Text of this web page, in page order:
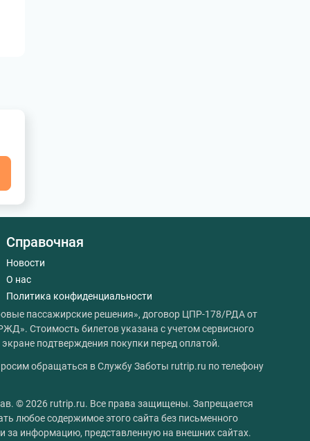
Справочная
Новости
О нас
Политика конфиденциальности
пассажирские решения», договор ЦПР-178/РДА от
Стоимость билетов указана с учетом сервисного
подтверждения покупки перед оплатой.
обращаться в Службу Заботы rutrip.ru по телефону
© 2026 rutrip.ru. Все права защищены. Запрещается
любое содержимое этого сайта без письменного
за информацию, представленную на внешних сайтах.